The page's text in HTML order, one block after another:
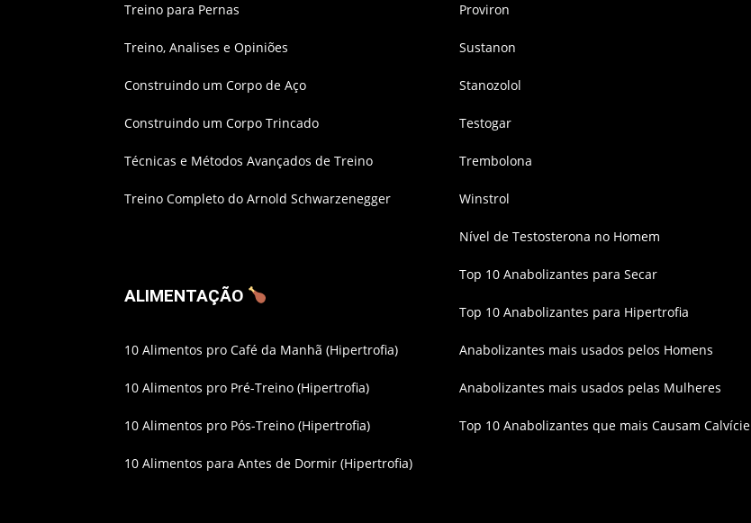
Treino para Pernas
Treino, Analises e Opiniões
Construindo um Corpo de Aço
Construindo um Corpo Trincado
Técnicas e Métodos Avançados de Treino
Treino Completo do Arnold Schwarzenegger
ALIMENTAÇÃO
10 Alimentos pro Café da Manhã (Hipertrofia)
10 Alimentos pro Pré-Treino (Hipertrofia)
10 Alimentos pro Pós-Treino (Hipertrofia)
10 Alimentos para Antes de Dormir (Hipertrofia)
Proviron
Sustanon
Stanozolol
Testogar
Trembolona
Winstrol
Nível de Testosterona no Homem
Top 10 Anabolizantes para Secar
Top 10 Anabolizantes para Hipertrofia
Anabolizantes mais usados pelos Homens
Anabolizantes mais usados pelas Mulheres
Top 10 Anabolizantes que mais Causam Calvície